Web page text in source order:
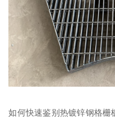
如何快速鉴别热镀锌钢格栅